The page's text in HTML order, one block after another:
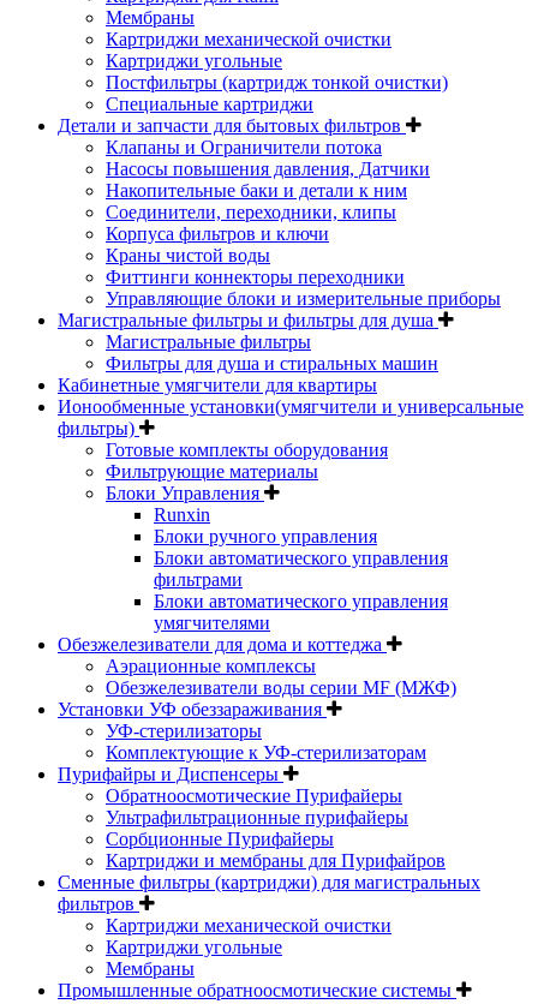
Мембраны
Картриджи механической очистки
Картриджи угольные
Постфильтры (картридж тонкой очистки)
Специальные картриджи
Детали и запчасти для бытовых фильтров
Клапаны и Ограничители потока
Насосы повышения давления, Датчики
Накопительные баки и детали к ним
Соединители, переходники, клипы
Корпуса фильтров и ключи
Краны чистой воды
Фиттинги коннекторы переходники
Управляющие блоки и измерительные приборы
Магистральные фильтры и фильтры для душа
Магистральные фильтры
Фильтры для душа и стиральных машин
Кабинетные умягчители для квартиры
Ионообменные установки(умягчители и универсальные
фильтры)
Готовые комплекты оборудования
Фильтрующие материалы
Блоки Управления
Runxin
Блоки ручного управления
Блоки автоматического управления
фильтрами
Блоки автоматического управления
умягчителями
Обезжелезиватели для дома и коттеджа
Аэрационные комплексы
Обезжелезиватели воды серии MF (МЖФ)
Установки УФ обеззараживания
УФ-стерилизаторы
Комплектующие к УФ-стерилизаторам
Пурифайры и Диспенсеры
Обратноосмотические Пурифайеры
Ультрафильтрационные пурифайеры
Сорбционные Пурифайеры
Картриджи и мембраны для Пурифайров
Сменные фильтры (картриджи) для магистральных
фильтров
Картриджи механической очистки
Картриджи угольные
Мембраны
Промышленные обратноосмотические системы